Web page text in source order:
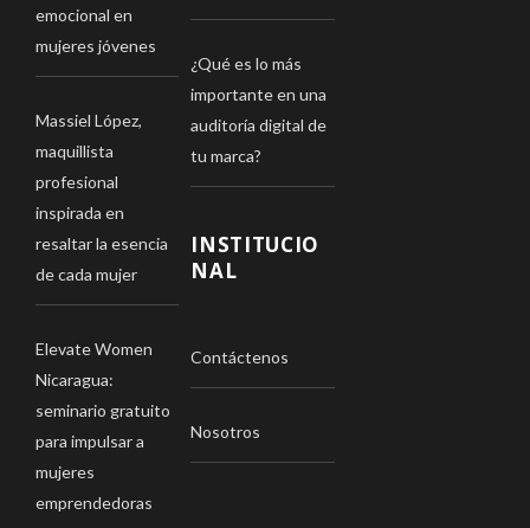
emocional en
mujeres jóvenes
Massiel López,
maquillista
profesional
inspirada en
resaltar la esencia
de cada mujer
Elevate Women
Nicaragua:
seminario gratuito
para impulsar a
mujeres
emprendedoras
¿Qué es lo más
importante en una
auditoría digital de
tu marca?
INSTITUCIO
NAL
Contáctenos
Nosotros